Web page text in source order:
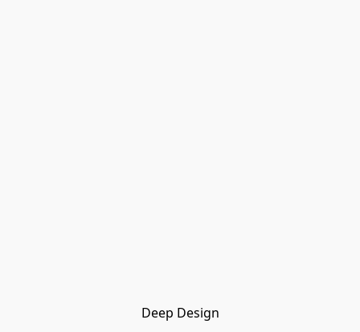
Deep Design